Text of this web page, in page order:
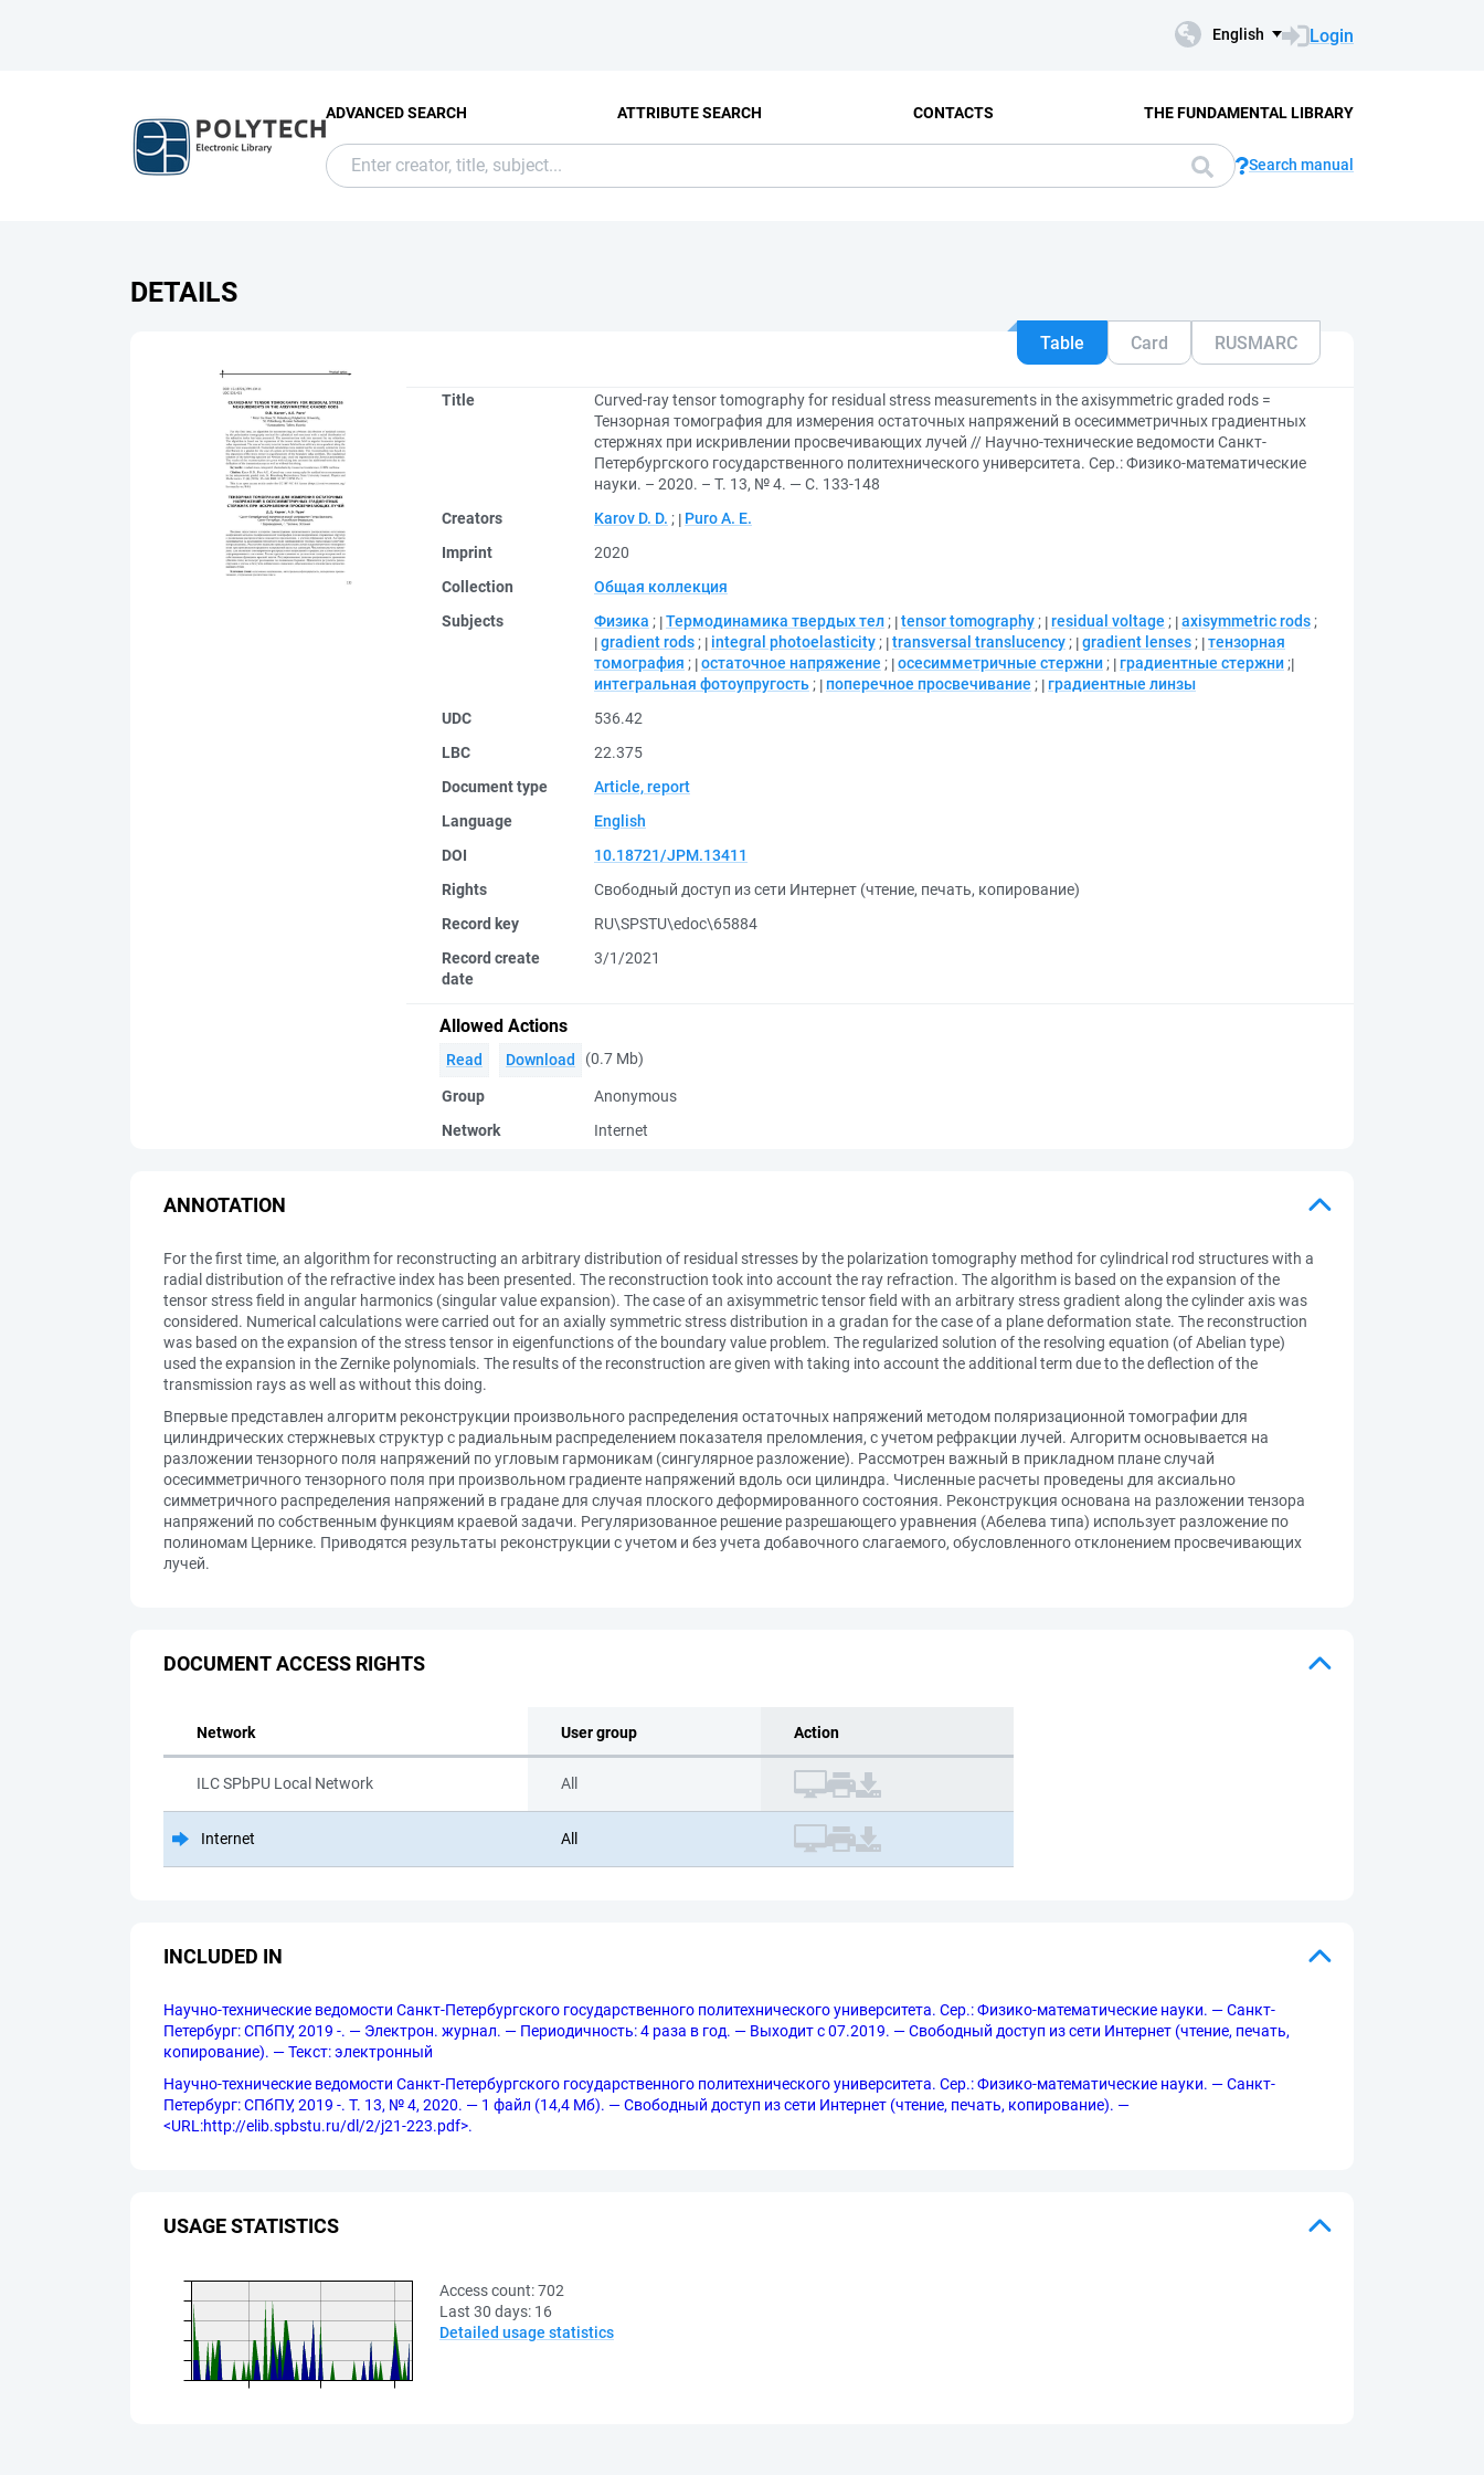
English Login
ADVANCED SEARCH ATTRIBUTE SEARCH CONTACTS THE FUNDAMENTAL LIBRARY
Search manual
DETAILS
Table Card RUSMARC
Title
Curved-ray tensor tomography for residual stress measurements in the axisymmetric graded rods =
Тензорная томография для измерения остаточных напряжений в осесимметричных градиентных
стержнях при искривлении просвечивающих лучей // Научно-технические ведомости Санкт-
Петербургского государственного политехнического университета. Сер.: Физико-математические
науки. – 2020. – Т. 13, № 4. — С. 133-148
Creators
Karov D. D. ;
Puro A. E.
Imprint
2020
Collection
Общая коллекция
Subjects
Физика ; Термодинамика твердых тел ; tensor tomography ; residual voltage ; axisymmetric rods ;
gradient rods ; integral photoelasticity ; transversal translucency ; gradient lenses ; тензорная
томография ; остаточное напряжение ; осесимметричные стержни ; градиентные стержни ;
интегральная фотоупругость ; поперечное просвечивание ;
градиентные линзы
UDC
536.42
LBC
22.375
Document type
Article, report
Language
English
DOI
10.18721/JPM.13411
Rights
Свободный доступ из сети Интернет (чтение, печать, копирование)
Record key
RU\SPSTU\edoc\65884
Record create
date
3/1/2021
Allowed Actions
Read Download (0.7 Mb)
Group
Anonymous
Network
Internet
ANNOTATION
For the first time, an algorithm for reconstructing an arbitrary distribution of residual stresses by the polarization tomography method for cylindrical rod structures with a
radial distribution of the refractive index has been presented. The reconstruction took into account the ray refraction. The algorithm is based on the expansion of the
tensor stress field in angular harmonics (singular value expansion). The case of an axisymmetric tensor field with an arbitrary stress gradient along the cylinder axis was
considered. Numerical calculations were carried out for an axially symmetric stress distribution in a gradan for the case of a plane deformation state. The reconstruction
was based on the expansion of the stress tensor in eigenfunctions of the boundary value problem. The regularized solution of the resolving equation (of Abelian type)
used the expansion in the Zernike polynomials. The results of the reconstruction are given with taking into account the additional term due to the deflection of the
transmission rays as well as without this doing.
Впервые представлен алгоритм реконструкции произвольного распределения остаточных напряжений методом поляризационной томографии для
цилиндрических стержневых структур с радиальным распределением показателя преломления, с учетом рефракции лучей. Алгоритм основывается на
разложении тензорного поля напряжений по угловым гармоникам (сингулярное разложение). Рассмотрен важный в прикладном плане случай
осесимметричного тензорного поля при произвольном градиенте напряжений вдоль оси цилиндра. Численные расчеты проведены для аксиально
симметричного распределения напряжений в градане для случая плоского деформированного состояния. Реконструкция основана на разложении тензора
напряжений по собственным функциям краевой задачи. Регуляризованное решение разрешающего уравнения (Абелева типа) использует разложение по
полиномам Цернике. Приводятся результаты реконструкции с учетом и без учета добавочного слагаемого, обусловленного отклонением просвечивающих
лучей.
DOCUMENT ACCESS RIGHTS
Network User group Action
ILC SPbPU Local Network All
Internet All
INCLUDED IN
Научно-технические ведомости Санкт-Петербургского государственного политехнического университета. Сер.: Физико-математические науки. — Санкт-
Петербург: СПбПУ, 2019 -. — Электрон. журнал. — Периодичность: 4 раза в год. — Выходит с 07.2019. — Свободный доступ из сети Интернет (чтение, печать,
копирование). — Текст: электронный
Научно-технические ведомости Санкт-Петербургского государственного политехнического университета. Сер.: Физико-математические науки. — Санкт-
Петербург: СПбПУ, 2019 -. Т. 13, № 4, 2020. — 1 файл (14,4 Мб). — Свободный доступ из сети Интернет (чтение, печать, копирование). —
<URL:http://elib.spbstu.ru/dl/2/j21-223.pdf>.
USAGE STATISTICS
Access count:702
Last 30 days: 16
Detailed usage statistics